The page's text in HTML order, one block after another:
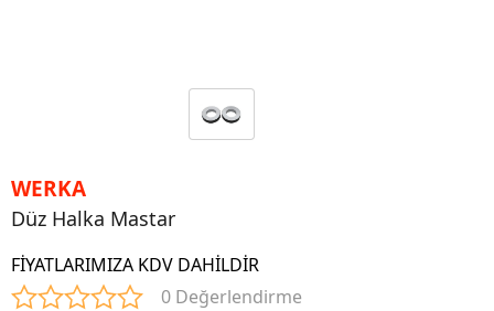
WERKA
Düz Halka Mastar
FİYATLARIMIZA KDV DAHİLDİR
0 Değerlendirme